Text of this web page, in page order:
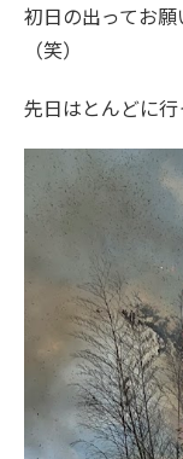
初日の出ってお
（笑）
先日はとんどに行